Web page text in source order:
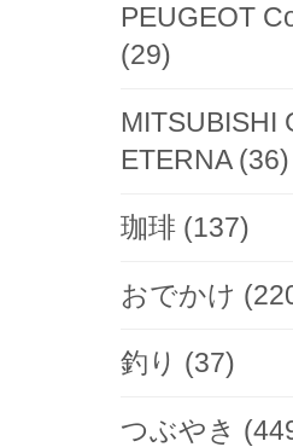
PEUGEOT
(29)
MITSUBISHI
ETERNA(36)
珈琲 (137)
おでかけ
釣り (37)
つぶやき